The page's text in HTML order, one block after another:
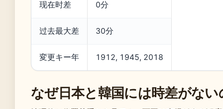
现在时差 0分
过去最大差 30分
変更キー年 1912, 1945, 2018
なぜ日本と韓国には時差がな